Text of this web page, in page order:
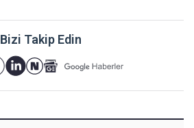
Bizi Takip Edin